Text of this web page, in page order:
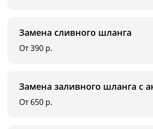
Замена сливного шланга
От 390 р.
Замена заливного шланга с
От 650 р.